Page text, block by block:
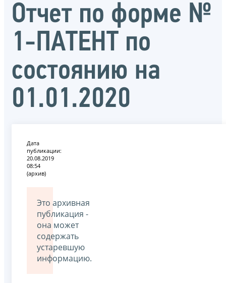
Oтчет по форме №
1-ПАТЕНТ по
состоянию на
01.01.2020
Дата
публикации:
20.08.2019
08:54
(архив)
Это архивная
публикация -
она может
содержать
устаревшую
информацию.